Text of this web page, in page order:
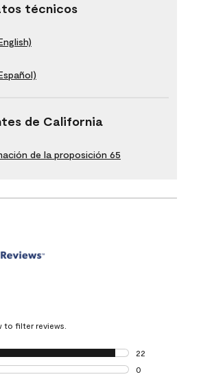
técnicos
de California
de la proposición 65
to filter reviews.
22
22 reviews with
0